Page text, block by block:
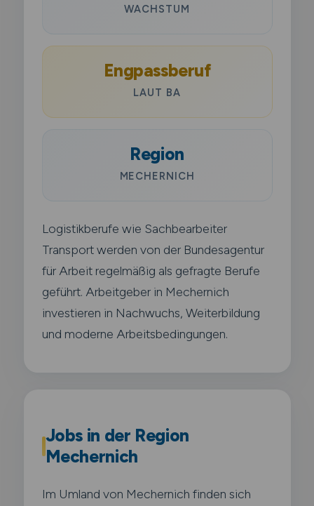
WACHSTUM
Engpassberuf
LAUT BA
Region
MECHERNICH
Logistikberufe wie Sachbearbeiter
Transport werden von der Bundesagentur
für Arbeit regelmäßig als gefragte Berufe
geführt. Arbeitgeber in Mechernich
investieren in Nachwuchs, Weiterbildung
und moderne Arbeitsbedingungen.
Jobs in der Region
Mechernich
Im Umland von Mechernich finden sich